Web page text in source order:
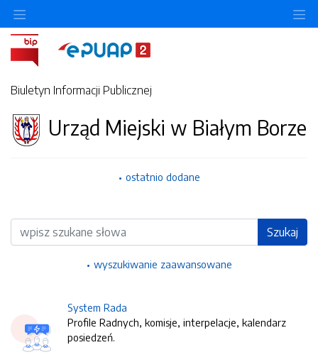
Biuletyn Informacji Publicznej
Urząd Miejski w Białym Borze
ostatnio dodane
Wyszukiwarka Szukaj
wyszukiwanie zaawansowane
System Rada
Profile Radnych, komisje, interpelacje, kalendarz
posiedzeń.